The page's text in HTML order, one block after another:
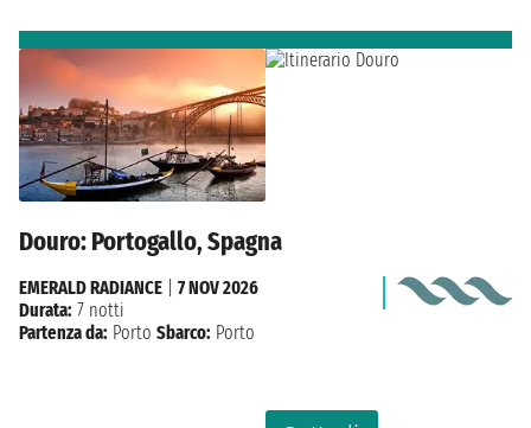
Douro: Portogallo, Spagna
EMERALD RADIANCE
7 NOV 2026
Durata: 7 notti
Partenza da: Porto Sbarco: Porto